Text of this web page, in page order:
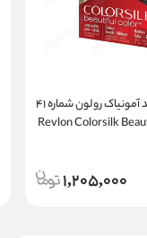
کیت رنگ مو فاقد آمونیاک رولون شماره ۴۱
Revlon Colorsilk
1,205,000